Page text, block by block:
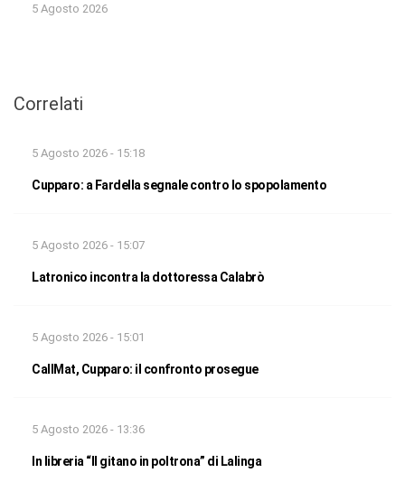
5 Agosto 2026
Correlati
5 Agosto 2026 - 15:18
Cupparo: a Fardella segnale contro lo spopolamento
5 Agosto 2026 - 15:07
Latronico incontra la dottoressa Calabrò
5 Agosto 2026 - 15:01
CallMat, Cupparo: il confronto prosegue
5 Agosto 2026 - 13:36
In libreria “Il gitano in poltrona” di Lalinga